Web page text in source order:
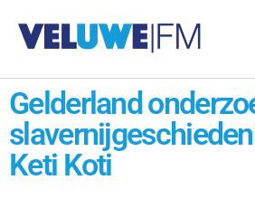
Gelderland
Keti Koti